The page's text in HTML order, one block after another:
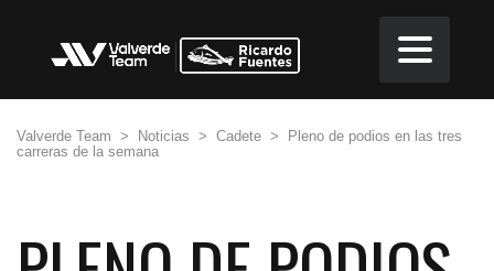
Valverde Team > Noticias > Cadete >
Pleno de podios en las tres
carreras de la semana